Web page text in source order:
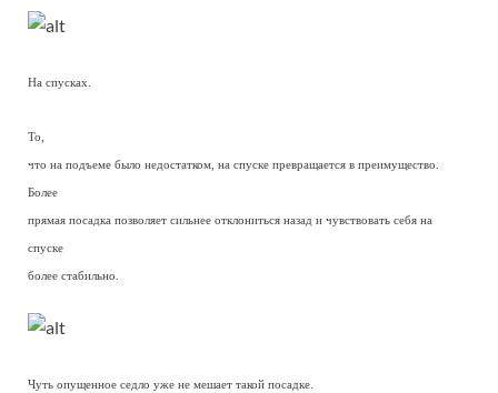
На спусках.
То,
что на подъеме было недостатком, на спуске превращается в преимущество.
Более
прямая посадка позволяет сильнее отклониться назад и чувствовать себя на
спуске
более стабильно.
Чуть опущенное седло уже не мешает такой посадке.